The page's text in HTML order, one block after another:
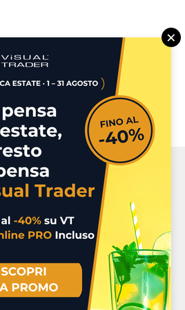
per noi
e molto utili! »
×